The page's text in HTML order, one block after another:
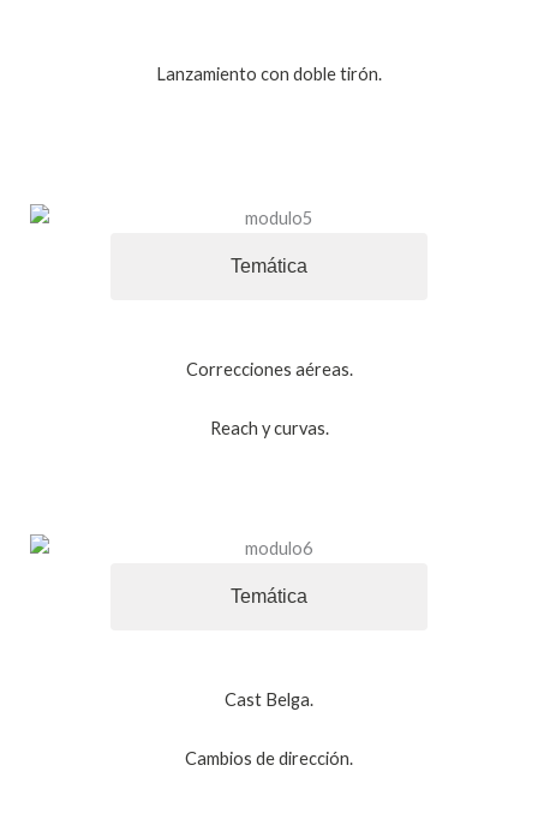
Lanzamiento con doble tirón.
Temática
Correcciones aéreas.
Reach y curvas.
Temática
Cast Belga.
Cambios de dirección.